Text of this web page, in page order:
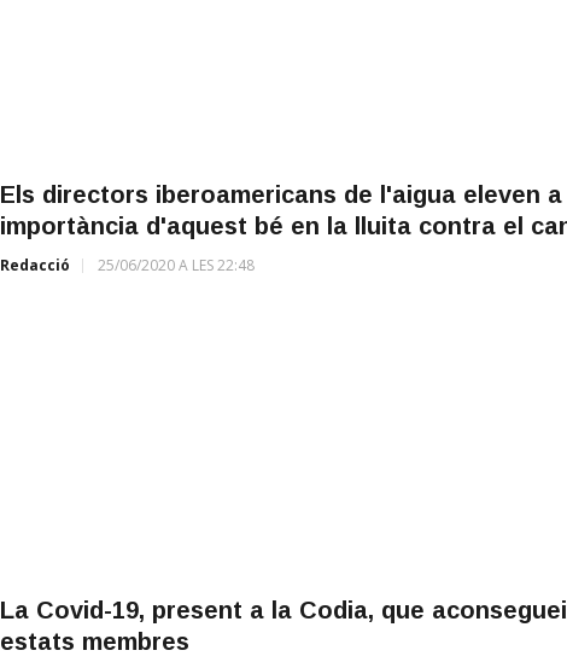
Els directors iberoamericans de l'aigua eleven
importància d'aquest bé en la lluita contra el
Redacció 25/06/2020 A LES 22:48
La Covid-19, present a la Codia, que
estats membres